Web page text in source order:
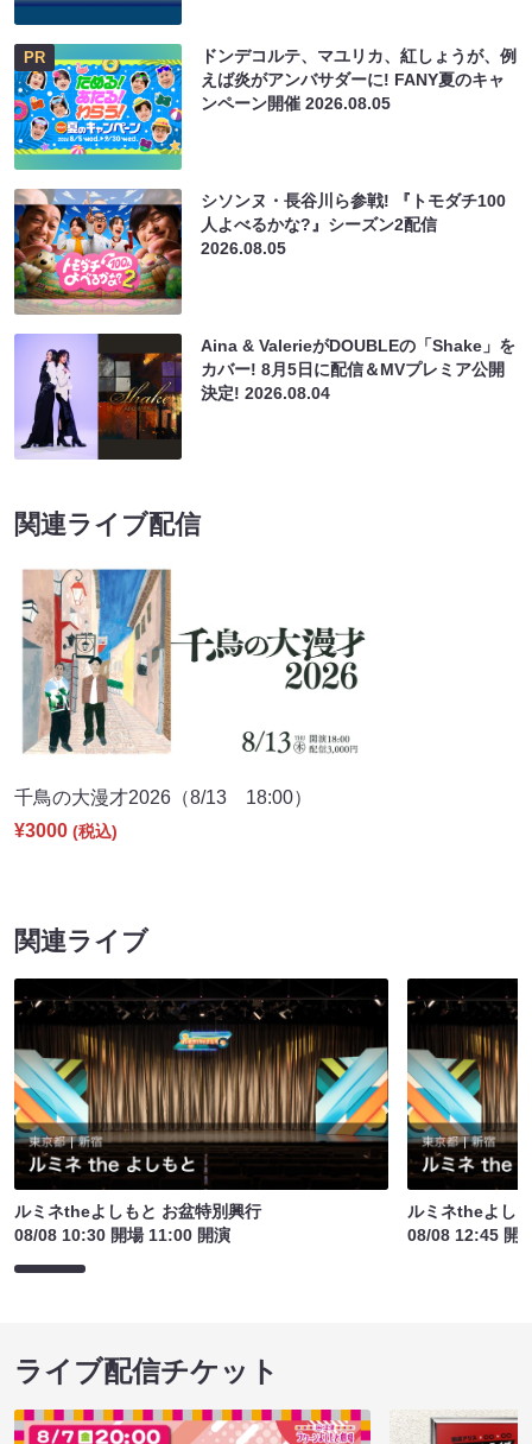
PR
ドンデコルテ、マユリカ、紅しょうが、例
えば炎がアンバサダーに! FANY夏のキャ
ンペーン開催2026.08.05
シソンヌ・長谷川ら参戦! 『トモダチ100
人よべるかな?』シーズン2配信
2026.08.05
Aina & ValerieがDOUBLEの「Shake」を
カバー! 8月5日に配信＆MVプレミア公開
決定!2026.08.04
関連ライブ配信
千鳥の大漫才2026（8/13 18:00）
¥3000 (税込)
関連ライブ
ルミネtheよしもと お盆特別興行
08/08 10:30 開場 11:00 開演
ルミネtheよし
08/08 12:45 開
ライブ配信チケット